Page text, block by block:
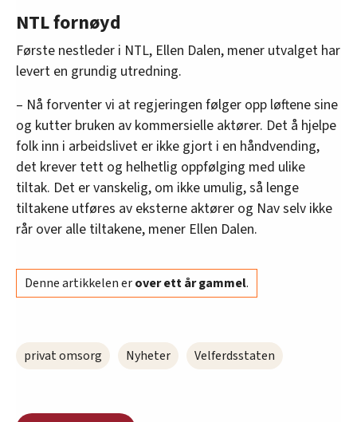
NTL fornøyd
Første nestleder i NTL, Ellen Dalen, mener utvalget har
levert en grundig utredning.
– Nå forventer vi at regjeringen følger opp løftene sine
og kutter bruken av kommersielle aktører. Det å hjelpe
folk inn i arbeidslivet er ikke gjort i en håndvending,
det krever tett og helhetlig oppfølging med ulike
tiltak. Det er vanskelig, om ikke umulig, så lenge
tiltakene utføres av eksterne aktører og Nav selv ikke
rår over alle tiltakene, mener Ellen Dalen.
Denne artikkelen erover ett år gammel.
privat omsorg Nyheter Velferdsstaten